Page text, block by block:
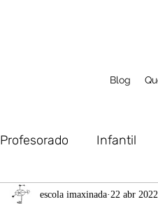
Blog
Profesorado Infantil
Deseño Volume
escola imaxinada 22 abr 2022